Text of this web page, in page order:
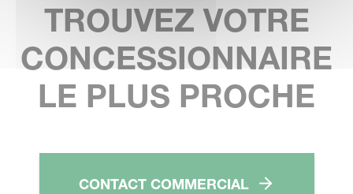
TROUVEZ VOTRE
CONCESSIONNAIRE
LE PLUS PROCHE
CONTACT COMMERCIAL